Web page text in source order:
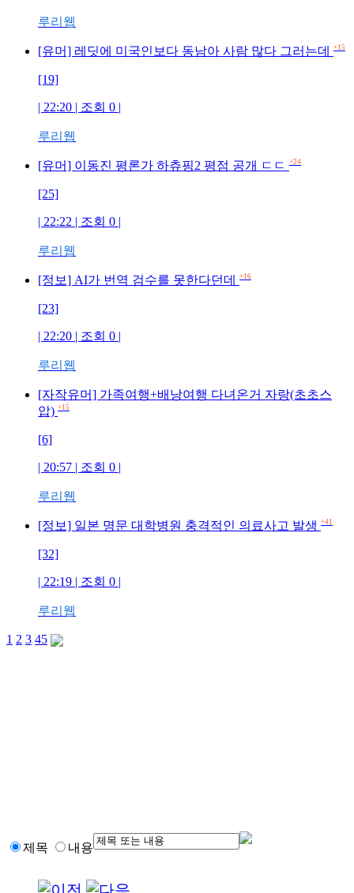
루리웹
[유머] 레딧에 미국인보다 동남아 사람 많다 그러는데 +15
[19]
| 22:20 | 조회 0 |
루리웹
[유머] 이동진 평론가 하츄핑2 평점 공개 ㄷㄷ +24
[25]
| 22:22 | 조회 0 |
루리웹
[정보] AI가 번역 검수를 못한다던데 +16
[23]
| 22:20 | 조회 0 |
루리웹
[자작유머] 가족여행+배낭여행 다녀온거 자랑(초초스
압) +15
[6]
| 20:57 | 조회 0 |
루리웹
[정보] 일본 명문 대학병원 충격적인 의료사고 발생 +41
[32]
| 22:19 | 조회 0 |
루리웹
1 2 3 45
제목 내용